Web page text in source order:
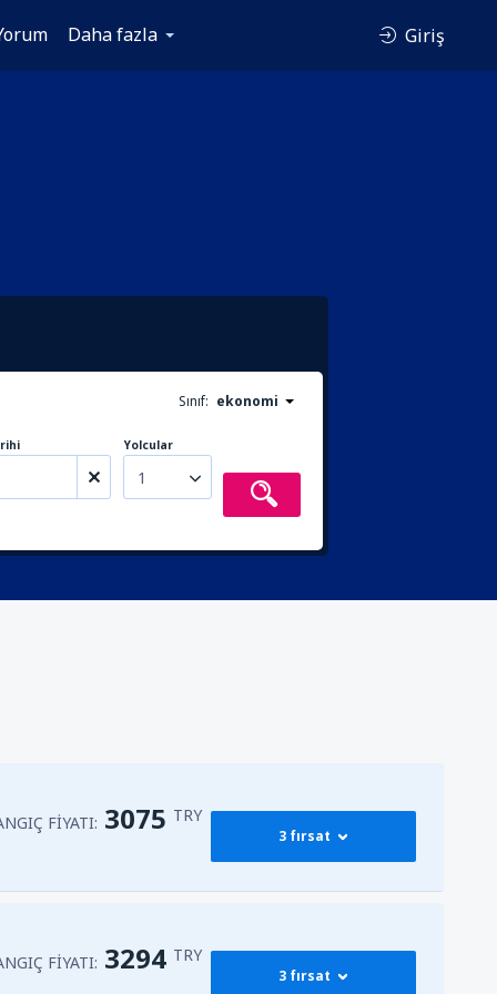
Daha fazla Giriş
Sınıf: ekonomi
Yolcular
1
FIYATI: 3075 TRY
3 fırsat
TRY
FIYATI: 3294 TRY
3 fırsat